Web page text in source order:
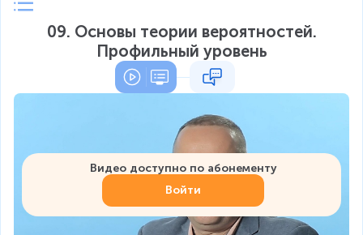
09. Основы теории вероятностей.
Профильный уровень
Видео доступно по абонементу
Войти